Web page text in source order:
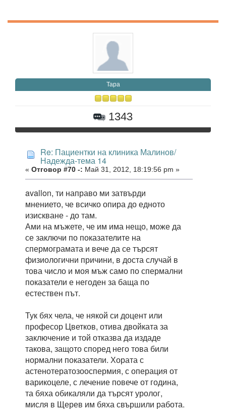
Тара
1343
Re: Пациентки на клиника Малинов/
Надежда-тема 14
« Отговор #70 -: Май 31, 2012, 18:19:56 pm »
avallon, ти направо ми затвърди
мнението, че всичко опира до едното
изискване - до там.
Ами на мъжете, че им има нещо, може да
се заключи по показателите на
спермограмата и вече да се търсят
физиологични причини, в доста случай в
това число и моя мъж само по спермални
показатели е негоден за баща по
естествен път.
Тук бях чела, че някой си доцент или
професор Цветков, отива двойката за
заключение и той отказва да издаде
такова, защото според него това били
нормални показатели. Хората с
астенотератозооспермия, с операция от
варикоцеле, с лечение повече от година,
та бяха обикаляли да търсят уролог,
мисля в Щерев им бяха свършили работа.